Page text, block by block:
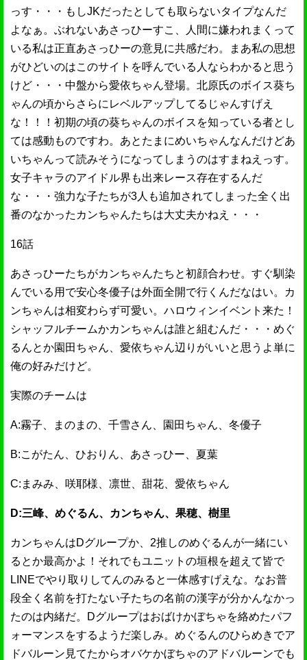
っす・・・もしJKだったとしても取らないタイプなんだ
よなぁ。ぶれないあさっひーすこ、人間に嫌われまくって
いる私は正直あさっひーの意見に共感だわ。まあ私の思想
がひどいのはこのサイトを呼んでいる人ならわかると思う
けど・・・中盤から愛依ちゃん登場。北原氏のボイス葵ち
ゃんの頃からさらにレベルアップしてるじゃんすげえ
な！！！初期の頃の葵ちゃんのボイスを知っている者とし
ては感動ものですわ。あとたまにめいちゃんなんだけどあ
いちゃんって読みそうになってしまうのはすまねえっす。
女子キャラのアイドル界も出来レース存在するんだ
な・・・強力な子たちが3人も追加されてしまった全く出
番のなかったカンちゃんたちは大丈夫かねえ・・・
16話
あさっひーたちがカンちゃんたちと初顔合わせ。すぐ馴染
んでいる用で安心冬優子は外面全開で行くんだなはい。カ
ンちゃんは相変わらず可愛い。ハロウィンイベント来た！
シャッフルチームかカンちゃんは誰と組むんだ・・・めぐ
るんとか園田ちゃん、愛依ちゃん辺りがいいと思うよ単に
俺の好みだけど。
実際のチームは
A:霧子、まのまの、千雪さん、園田ちゃん、冬優子
B:こがたん、ひおりん、あさっひー、夏葉
C:まみみ、咲耶様、凛世、甜花、愛依ちゃん
D:三峰、めぐるん、カンちゃん、果穂、樹里
カンちゃんはDグループか、2推しのめぐるんが一緒にい
るとか最高かよ！それでもユニットの垣根を超えて皆で
LINEでやり取りしてんのみると一体感すげえな。なお普
段全く名前を打たない子たちの名前の漢字が分かんなかっ
たのは内緒だ。Dグループはおばけかぼちゃを絡めたパフ
ォーマンスをするようだ楽しみ。めぐるんのひらめきでア
ドバルーン見てたからオバケかぼちゃのアドバルーンでも